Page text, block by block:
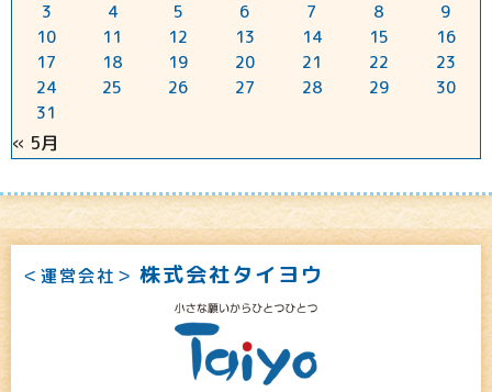
3
4 5 6 7 8
9
10
11 12 13 14 15
16
17
18 19 20 21 22
23
24
25 26 27 28 29
30
31
« 5月
＜運営会社＞株式会社タイヨウ